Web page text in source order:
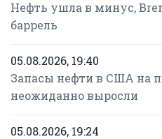
Нефть ушла в минус,
баррель
05.08.2026, 19:40
Запасы нефти в США на
неожиданно выросли
05.08.2026, 19:24